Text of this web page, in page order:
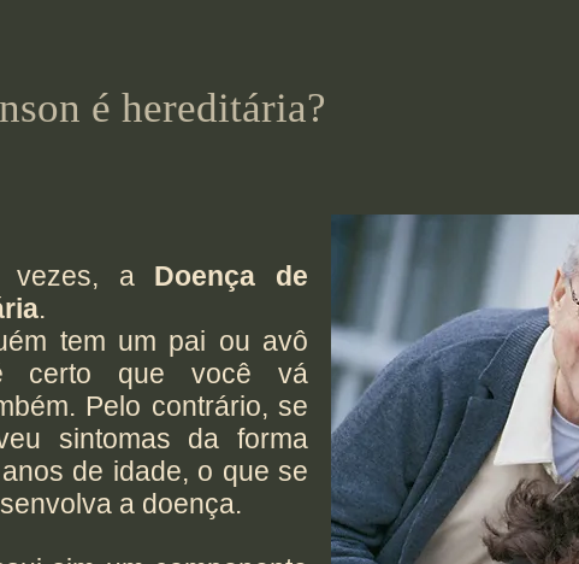
é hereditária?
vezes, a Doença de
.
tem um pai ou avô
certo que você vá
Pelo contrário, se
sintomas da forma
de idade, o que se
a doença.